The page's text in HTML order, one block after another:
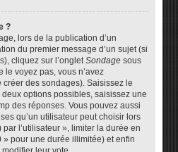
?
lors de la publication d’un
du premier message d’un sujet (si
cliquez sur l’ongletSondage sous
le voyez pas, vous n’avez
des sondages). Saisissez le
options possibles, saisissez une
des réponses. Vous pouvez aussi
qu’un utilisateur peut choisir lors
l’utilisateur », limiter la durée en
pour une durée illimitée) et enfin